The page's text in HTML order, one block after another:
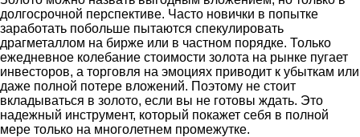
долгосрочной перспективе. Часто новички в попытке
заработать побольше пытаются спекулировать
драгметаллом на бирже или в частном порядке. Только
ежедневное колебание стоимости золота на рынке пугает
инвесторов, а торговля на эмоциях приводит к убыткам или
даже полной потере вложений. Поэтому не стоит
вкладываться в золото, если вы не готовы ждать. Это
надежный инструмент, который покажет себя в полной
мере только на многолетнем промежутке.